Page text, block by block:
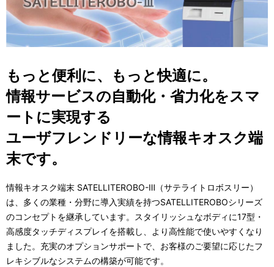
置
を
示
し
て
い
ま
す
。
ナ
ビ
ー
シ
ン
もっと便利に、もっと快適に。
情報サービスの自動化・省力化をスマ
ートに実現する
ユーザフレンドリーな情報キオスク端
末です。
情報キオスク端末 SATELLITEROBO-Ⅲ（サテライトロボスリー）
は、多くの業種・分野に導入実績を持つSATELLITEROBOシリーズ
のコンセプトを継承しています。スタイリッシュなボディに17型・
高感度タッチディスプレイを搭載し、より高性能で使いやすくなり
ました。充実のオプションサポートで、お客様のご要望に応じたフ
レキシブルなシステムの構築が可能です。